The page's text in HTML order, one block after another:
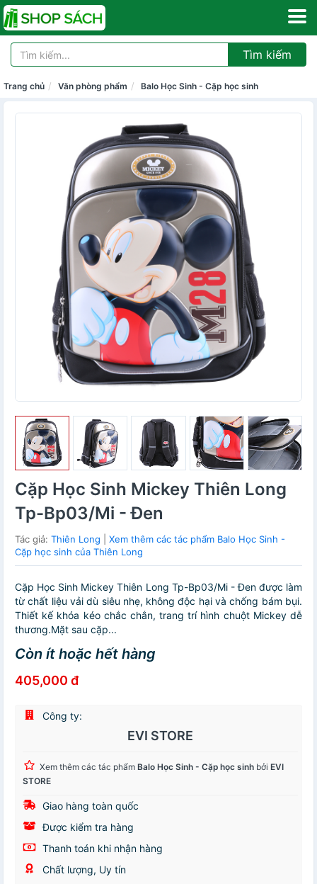
Tìm kiếm
Trang chủ Văn phòng phẩm Balo Học Sinh - Cặp học sinh
Cặp Học Sinh Mickey Thiên Long
Tp-Bp03/Mi - Đen
Tác giả: Thiên Long
Xem thêm các tác phẩm Balo Học Sinh -
Cặp học sinh của Thiên Long
Cặp Học Sinh Mickey Thiên Long Tp-Bp03/Mi - Đen được làm
từ chất liệu vải dù siêu nhẹ, không độc hại và chống bám bụi.
Thiết kế khóa kéo chắc chắn, trang trí hình chuột Mickey dễ
thương.Mặt sau cặp...
Còn ít hoặc hết hàng
405,000 đ
Công ty:
EVI STORE
Xem thêm các tác phẩm Balo Học Sinh - Cặp học sinh bởi EVI
STORE
Giao hàng toàn quốc
Được kiểm tra hàng
Thanh toán khi nhận hàng
Chất lượng, Uy tín